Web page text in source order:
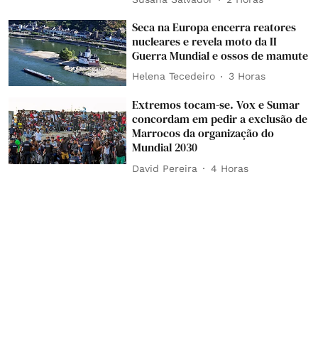
Seca na Europa encerra reatores
nucleares e revela moto da II
Guerra Mundial e ossos de mamute
Helena Tecedeiro 3 Horas
Extremos tocam-se. Vox e Sumar
concordam em pedir a exclusão de
Marrocos da organização do
Mundial 2030
David Pereira 4 Horas